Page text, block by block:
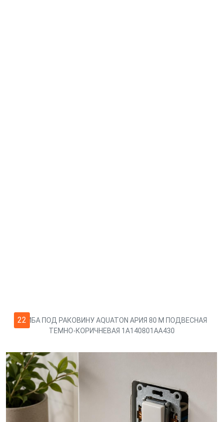
22
ТУМБА ПОД РАКОВИНУ AQUATON АРИЯ 80 М ПОДВЕСНАЯ
ТЕМНО-КОРИЧНЕВАЯ 1A140801AA430